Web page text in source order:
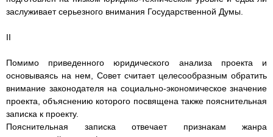
заслуживает серьезного внимания Государственной Думы.
II
Помимо приведенного юридического анализа проекта и
основываясь на нем, Совет считает целесообразным обратить
внимание законодателя на социально-экономическое значение
проекта, объяснению которого посвящена также пояснительная
записка к проекту.
Пояснительная записка отвечает признакам жанра